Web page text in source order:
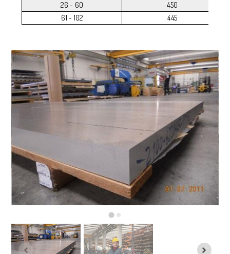
26 - 60
450
61 - 102
445